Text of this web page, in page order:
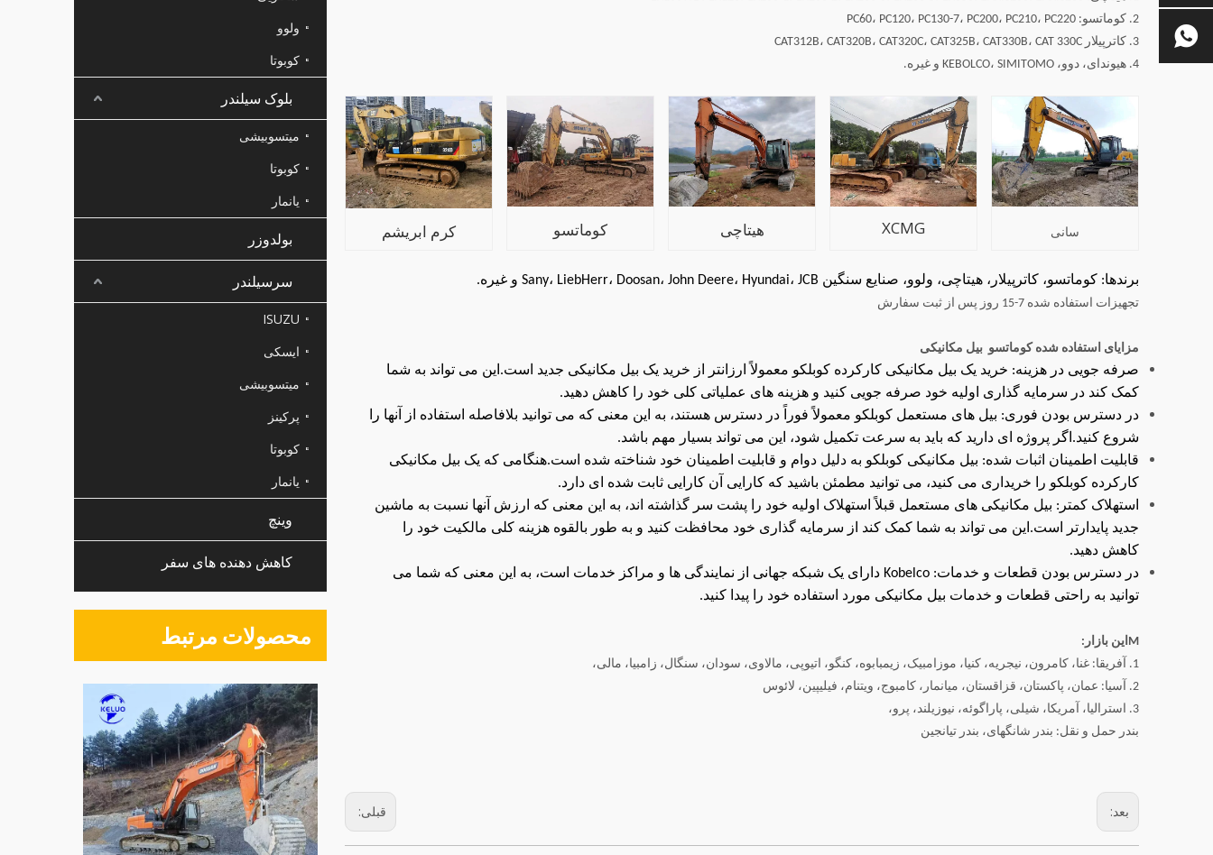
ولوو
کوبوتا
بلوک سیلندر
میتسوبیشی
کوبوتا
یانمار
بولدوزر
سرسیلندر
ISUZU
ایسکی
میتسوبیشی
پرکینز
کوبوتا
یانمار
وینچ
کاهش دهنده های سفر
محصولات مرتبط
2. کوماتسو: PC60، PC120، PC130-7، PC200، PC210، PC220
3. کاترپیلار CAT312B، CAT320B، CAT320C، CAT325B، CAT330B، CAT 330C
4. هیوندای، دوو، KEBOLCO، SIMITOMO و غیره.
سانی XCMG هیتاچی کوماتسو کرم ابریشم
برندها: کوماتسو، کاترپیلار، هیتاچی، ولوو، صنایع سنگین Sany، LiebHerr، Doosan، John Deere، Hyundai، JCB و غیره.
تجهیزات استفاده شده 7-15 روز پس از ثبت سفارش
مزایای استفاده شده کوماتسو بیل مکانیکی
صرفه جویی در هزینه: خرید یک بیل مکانیکی کارکرده کوبلکو معمولاً ارزانتر از خرید یک بیل مکانیکی جدید است.این می تواند به شما
کمک کند در سرمایه گذاری اولیه خود صرفه جویی کنید و هزینه های عملیاتی کلی خود را کاهش دهید.
در دسترس بودن فوری: بیل های مستعمل کوبلکو معمولاً فوراً در دسترس هستند، به این معنی که می توانید بلافاصله استفاده از آنها را
شروع کنید.اگر پروژه ای دارید که باید به سرعت تکمیل شود، این می تواند بسیار مهم باشد.
قابلیت اطمینان اثبات شده: بیل مکانیکی کوبلکو به دلیل دوام و قابلیت اطمینان خود شناخته شده است.هنگامی که یک بیل مکانیکی
کارکرده کوبلکو را خریداری می کنید، می توانید مطمئن باشید که کارایی آن کارایی ثابت شده ای دارد.
استهلاک کمتر: بیل مکانیکی های مستعمل قبلاً استهلاک اولیه خود را پشت سر گذاشته اند، به این معنی که ارزش آنها نسبت به ماشین
جدید پایدارتر است.این می تواند به شما کمک کند از سرمایه گذاری خود محافظت کنید و به طور بالقوه هزینه کلی مالکیت خود را
کاهش دهید.
در دسترس بودن قطعات و خدمات: Kobelco دارای یک شبکه جهانی از نمایندگی ها و مراکز خدمات است، به این معنی که شما می
توانید به راحتی قطعات و خدمات بیل مکانیکی مورد استفاده خود را پیدا کنید.
M این بازار:
1. آفریقا: غنا، کامرون، نیجریه، کنیا، موزامبیک، زیمبابوه، کنگو، اتیوپی، مالاوی، سودان، سنگال، زامبیا، مالی،
2. آسیا: عمان، پاکستان، قزاقستان، میانمار، کامبوج، ویتنام، فیلیپین، لائوس
3. استرالیا، آمریکا، شیلی، پاراگوئه، نیوزیلند، پرو،
بندر حمل و نقل: بندر شانگهای، بندر تیانجین
قبلی: بعد: